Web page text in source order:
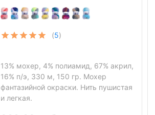
(5)
13% мохер, 4% полиамид, 67% акрил,
16% п/э, 330 м, 150 гр. Мохер
фантазийной окраски. Нить пушистая
и легкая.